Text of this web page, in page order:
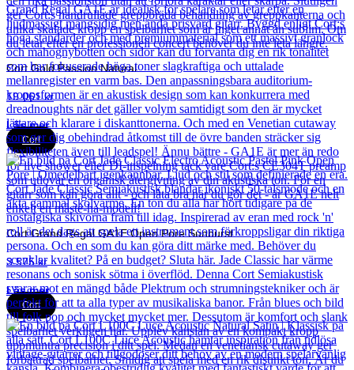
Cort Gold Passion Natural
19 061kr
Läs mer
Cort
Cort Grand Regal GA1E Open Pore Sunburst
3 575kr
Läs mer
Cort